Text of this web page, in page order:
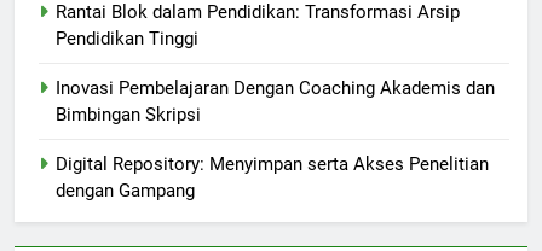
Rantai Blok dalam Pendidikan: Transformasi Arsip
Pendidikan Tinggi
Inovasi Pembelajaran Dengan Coaching Akademis dan
Bimbingan Skripsi
Digital Repository: Menyimpan serta Akses Penelitian
dengan Gampang